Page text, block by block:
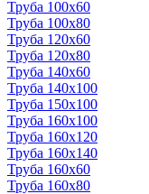
Труба 100x60
Труба 100x80
Труба 120x60
Труба 120x80
Труба 140x60
Труба 140x100
Труба 150x100
Труба 160x100
Труба 160x120
Труба 160x140
Труба 160x60
Труба 160x80